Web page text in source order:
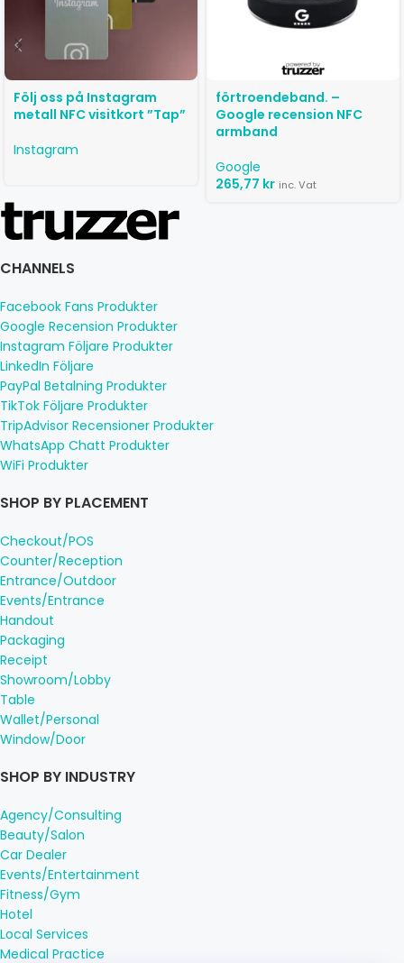
Följ oss på Instagram
metall NFC visitkort ”Tap”
Instagram
förtroendeband. –
Google recension NFC
armband
Google
265,77 kr inc. Vat
CHANNELS
Facebook Fans Produkter
Google Recension Produkter
Instagram Följare Produkter
LinkedIn Följare
PayPal Betalning Produkter
TikTok Följare Produkter
TripAdvisor Recensioner Produkter
WhatsApp Chatt Produkter
WiFi Produkter
SHOP BY PLACEMENT
Checkout/POS
Counter/Reception
Entrance/Outdoor
Events/Entrance
Handout
Packaging
Receipt
Showroom/Lobby
Table
Wallet/Personal
Window/Door
SHOP BY INDUSTRY
Agency/Consulting
Beauty/Salon
Car Dealer
Events/Entertainment
Fitness/Gym
Hotel
Local Services
Medical Practice